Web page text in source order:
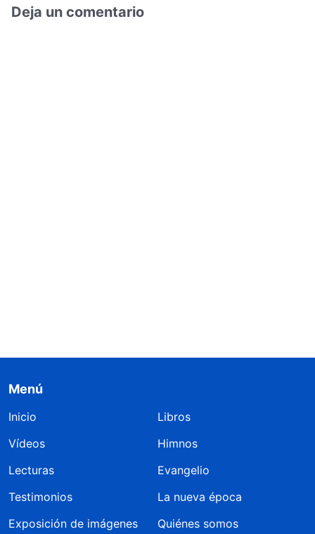
Deja un comentario
Menú
Inicio
Libros
Vídeos
Himnos
Lecturas
Evangelio
Testimonios
La nueva época
Exposición de imágenes
Quiénes somos